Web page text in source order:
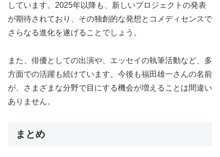
しています。2025年以降も、新しいプロジェクトの発表
が期待されており、その独創的な発想とコメディセンスで
さらなる進化を遂げることでしょう。
また、俳優としての出演や、エッセイの執筆活動など、多
方面での活躍も続けています。今後も福田雄一さんの名前
が、さまざまな分野で目にする機会が増えることは間違い
ありません。
まとめ